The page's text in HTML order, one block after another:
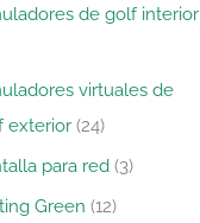
de golf interior
virtuales de
exterior 24
para red 3
Green 12